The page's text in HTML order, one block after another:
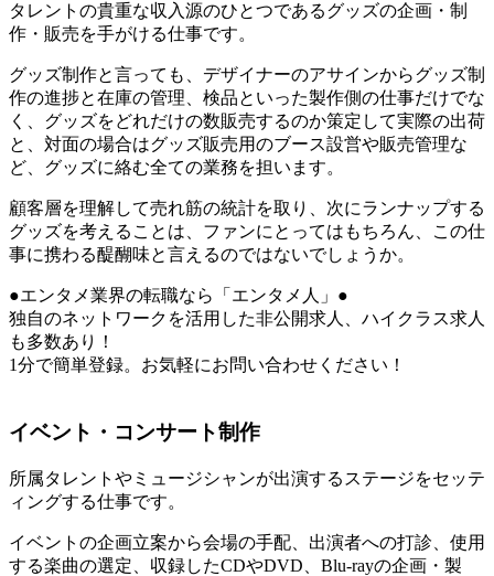
タレントの貴重な収入源のひとつであるグッズの企画・制
作・販売を手がける仕事です。
グッズ制作と言っても、デザイナーのアサインからグッズ制
作の進捗と在庫の管理、検品といった製作側の仕事だけでな
く、グッズをどれだけの数販売するのか策定して実際の出荷
と、対面の場合はグッズ販売用のブース設営や販売管理な
ど、グッズに絡む全ての業務を担います。
顧客層を理解して売れ筋の統計を取り、次にランナップする
グッズを考えることは、ファンにとってはもちろん、この仕
事に携わる醍醐味と言えるのではないでしょうか。
●エンタメ業界の転職なら「エンタメ人」●
独自のネットワークを活用した非公開求人、ハイクラス求人
も多数あり！
1分で簡単登録。お気軽にお問い合わせください！
イベント・コンサート制作
所属タレントやミュージシャンが出演するステージをセッテ
ィングする仕事です。
イベントの企画立案から会場の手配、出演者への打診、使用
する楽曲の選定、収録したCDやDVD、Blu-rayの企画・製